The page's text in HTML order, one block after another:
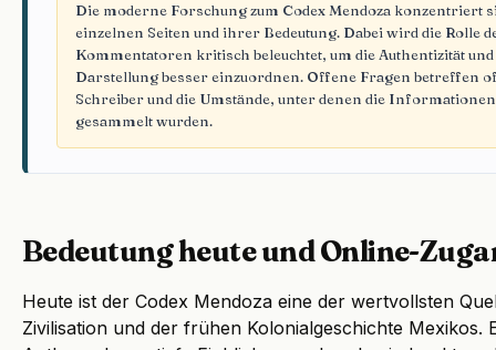
Die moderne Forschung zum Codex Mendoza konzentriert
einzelnen Seiten und ihrer Bedeutung. Dabei wird die Rolle
Kommentatoren kritisch beleuchtet, um die Authentizität
Darstellung besser einzuordnen. Offene Fragen betreffen
Schreiber und die Umstände, unter denen die
gesammelt wurden.
Bedeutung heute und Online-
Heute ist der Codex Mendoza eine der wertvollsten
Zivilisation und der frühen Kolonialgeschichte